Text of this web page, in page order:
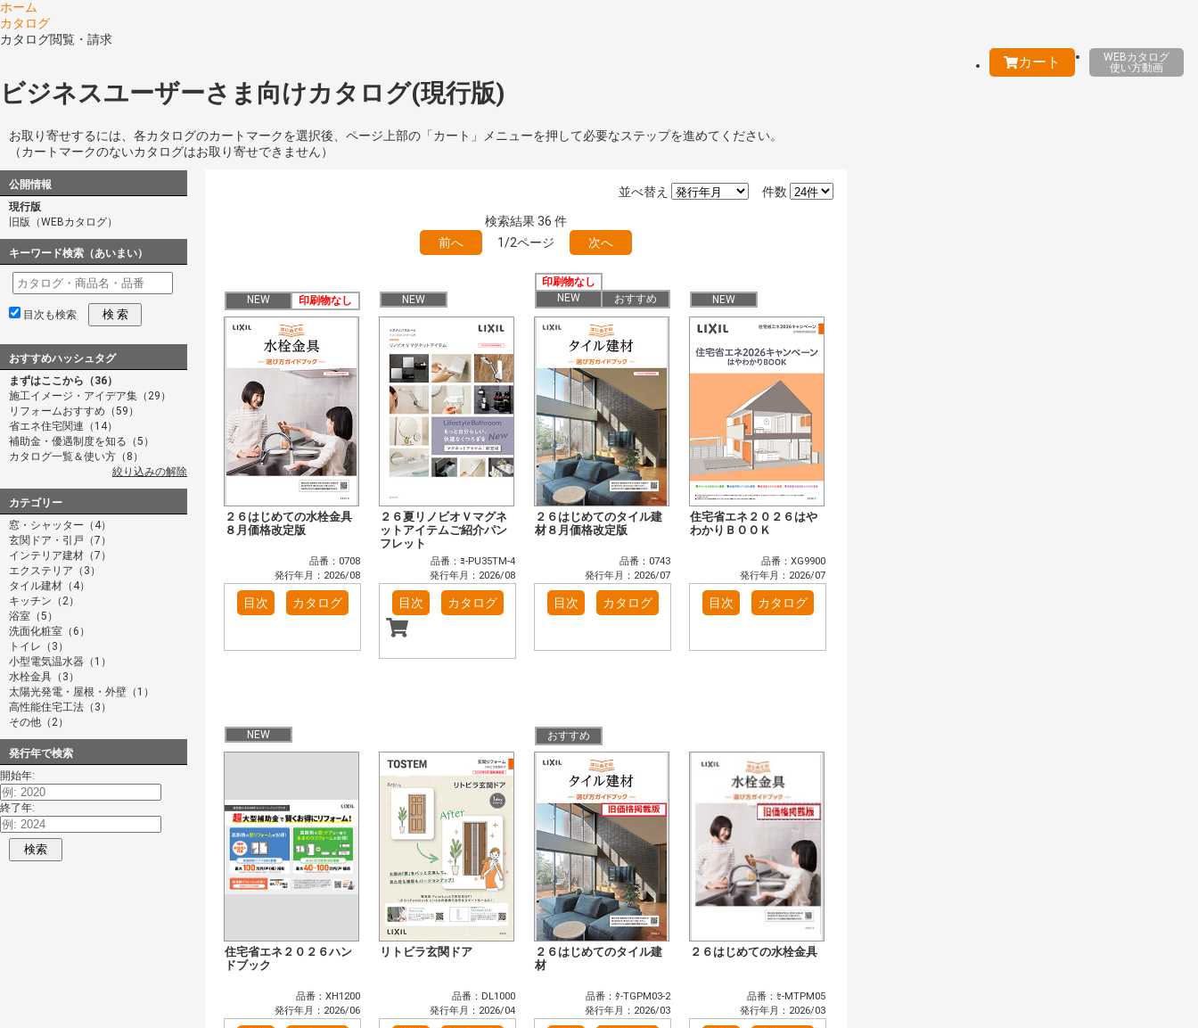
ホーム
カタログ
カタログ閲覧・請求
カート
WEBカタログ
使い方動画
ビジネスユーザーさま向けカタログ(現行版)
お取り寄せするには、各カタログのカートマークを選択後、ページ上部の「カート」メニューを押して必要なステップを進めてください。
（カートマークのないカタログはお取り寄せできません）
公開情報
現行版
旧版（WEBカタログ）
キーワード検索（あいまい）
目次も検索 検 索
おすすめハッシュタグ
まずはここから（36）
施工イメージ・アイデア集（29）
リフォームおすすめ（59）
省エネ住宅関連（14）
補助金・優遇制度を知る（5）
カタログ一覧＆使い方（8）
絞り込みの解除
カテゴリー
窓・シャッター（4）
玄関ドア・引戸（7）
インテリア建材（7）
エクステリア（3）
タイル建材（4）
キッチン（2）
浴室（5）
洗面化粧室（6）
トイレ（3）
小型電気温水器（1）
水栓金具（3）
太陽光発電・屋根・外壁（1）
高性能住宅工法（3）
その他（2）
発行年で検索
開始年:
終了年:
検索
件数
並べ替え
検索結果36 件
前へ
1/2ページ 次へ
NEW 印刷物なし
２６はじめての水栓金具
８月価格改定版
品番：0708
発行年月：2026/08
目次 カタログ
NEW
２６夏リノビオＶマグネ
ットアイテムご紹介パン
フレット
品番：ﾖ-PU35TM-4
発行年月：2026/08
目次 カタログ
印刷物なし
NEW
おすすめ
２６はじめてのタイル建
材８月価格改定版
品番：0743
発行年月：2026/07
目次 カタログ
NEW
住宅省エネ２０２６はや
わかりＢＯＯＫ
品番：XG9900
発行年月：2026/07
目次 カタログ
NEW
住宅省エネ２０２６ハン
ドブック
品番：XH1200
発行年月：2026/06
リトビラ玄関ドア
品番：DL1000
発行年月：2026/04
おすすめ
２６はじめてのタイル建
材
品番：ﾀ-TGPM03-2
発行年月：2026/03
２６はじめての水栓金具
品番：ｾ-MTPM05
発行年月：2026/03